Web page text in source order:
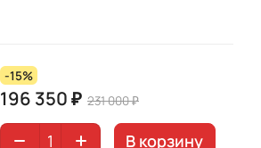
-15%
196 350 ₽ 231 000 ₽
В корзину